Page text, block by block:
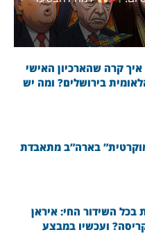
איך קרה שהארכיון האישי
בירושלים? ומה יש
בארה”ב מתאבדת
השידור החי: איראן
ועכשיו במבצע